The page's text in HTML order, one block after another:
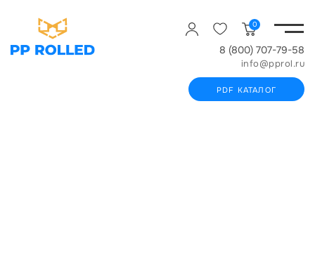
0
8 (800) 707-79-58
info@pprol.ru
PDF КАТАЛОГ